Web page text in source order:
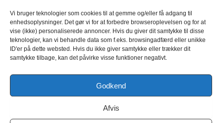
Vi bruger teknologier som cookies til at gemme og/eller få adgang til
enhedsoplysninger. Det gør vi for at forbedre browseroplevelsen og for at
vise (ikke) personaliserede annoncer. Hvis du giver dit samtykke til disse
teknologier, kan vi behandle data som f.eks. browsingadfærd eller unikke
ID'er på dette websted. Hvis du ikke giver samtykke eller trækker dit
samtykke tilbage, kan det påvirke visse funktioner negativt.
Godkend
Afvis
Vi er registreret hos Lægemiddelstyrelsen og EUDAMED som aktør inden
for medicinsk udstyr og IVD, og vi arbejder efter de relevante krav i MDR-
og IVDR-forordningerne. Vores sortiment vurderes løbende af tekniske
medarbejdere, og vi har eget serviceværksted i Danmark.
Vi tilbyder service, test, kalibrering og reparation af udvalgt måleudstyr,
blandt andet alkometre, blodtryksmålere, pulsoximetre og spirometre. På
vores værksted kan vi kontrollere, om udstyret fortsat måler korrekt, og vi
kan udarbejde dokumentation, når det er relevant.